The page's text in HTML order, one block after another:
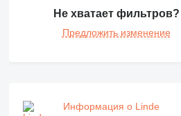
Не хватает фильтров?
Предложить изменение
Информация о Linde